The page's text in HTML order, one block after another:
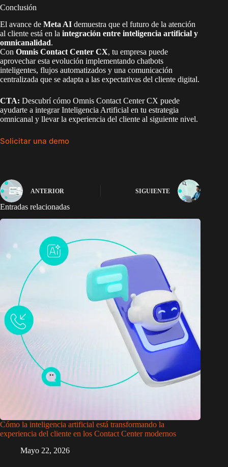
Conclusión
El avance de Meta AI demuestra que el futuro de la atención
al cliente está en la integración entre inteligencia artificial y
omnicanalidad.
Con Omnis Contact Center CX, tu empresa puede
aprovechar esta evolución implementando chatbots
inteligentes, flujos automatizados y una comunicación
centralizada que se adapta a las expectativas del cliente digital.
CTA: Descubrí cómo Omnis Contact Center CX puede
ayudarte a integrar Inteligencia Artificial en tu estrategia
omnicanal y llevar la experiencia del cliente al siguiente nivel.
Solicitar una demo
ANTERIOR SIGUIENTE
Entradas relacionadas
Cómo la inteligencia artificial está transformando la
experiencia del cliente en los Contact Center modernos
Mayo 22, 2026